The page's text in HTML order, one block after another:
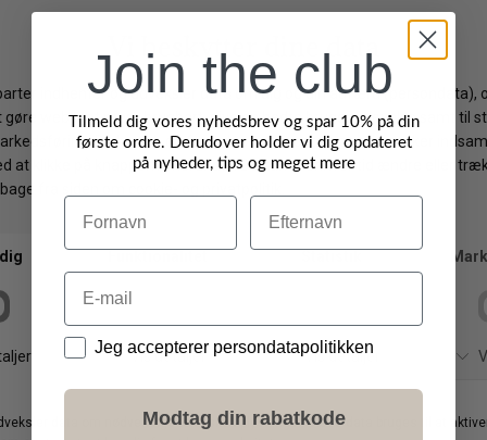
Levering: 1-3 hverdage
Gratis fragt på ordrer over 499 DKK
Gratis ombytning
Byt/Returner i vores butik
Vi anbefaler også
Join the club
Tilmeld dig vores nyhedsbrev og spar 10% på din
første ordre. Derudover holder vi dig opdateret
på nyheder, tips og meget mere
Navn Efternavn
Email
DataJeg accepterer persondatapolitikken
Modtag din rabatkode